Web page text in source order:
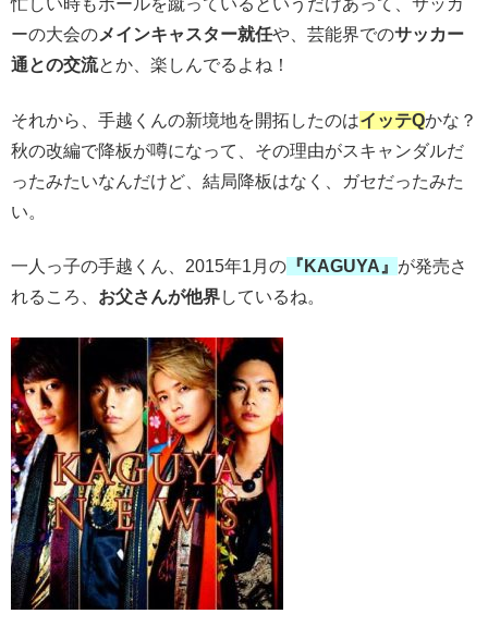
忙しい時もボールを蹴っているというだけあって、サッカ
ーの大会のメインキャスター就任や、芸能界でのサッカー
通との交流とか、楽しんでるよね！
それから、手越くんの新境地を開拓したのはイッテQかな？
秋の改編で降板が噂になって、その理由がスキャンダルだ
ったみたいなんだけど、結局降板はなく、ガセだったみた
い。
一人っ子の手越くん、2015年1月の 『KAGUYA』 が発売さ
れるころ、 お父さんが他界しているね。